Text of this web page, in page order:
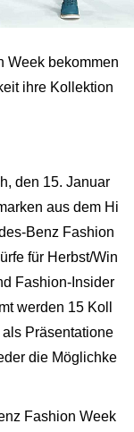
Week bekommen
ihre Kollektion
den 15. Januar
aus dem Hi
Benz Fashion
für Herbst/Win
Fashion-Insider
werden 15 Koll
Präsentatione
die Möglichke
Fashion Week